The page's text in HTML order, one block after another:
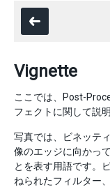
Vignette
ここでは、Post-
フェクトに関して説
写真では、ビネッテ
像のエッジに向かっ
とを表す用語です。
ねられたフィルター